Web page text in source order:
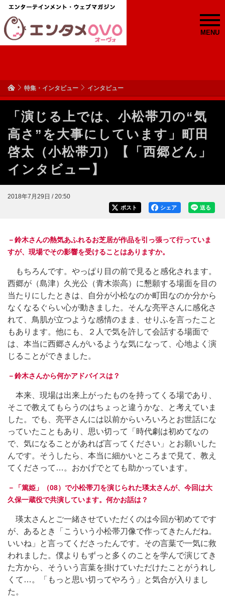
MENU
特集・インタビュー インタビュー
「演じる上では、小松帯刀の“気
高さ”を大事にしています」町田
啓太（小松帯刀）【「西郷どん」
インタビュー】
2018年7月29日 / 20:50
送る
シェア
ポスト
－鈴木さんの熱気あふれるお芝居が作品を引っ張って行っていま
すが、現場でその影響を受けることはありますか。
もちろんです。やっぱり目の前で見ると感化されます。
西郷が（島津）久光公（青木崇高）に懇願する場面を目の
当たりにしたときは、自分が小松なのか町田なのか分から
なくなるぐらい心が動きました。そんな亮平さんに感化さ
れて、鳥肌が立つような感情のまま、せりふを言ったこと
もあります。他にも、２人で気を許して会話する場面で
は、本当に西郷さんがいるような気になって、心地よく演
じることができました。
－鈴木さんから何かアドバイスは？
本来、現場は出来上がったものを持ってくる場であり、
そこで教えてもらうのはちょっと違うかな、と考えていま
した。でも、亮平さんには以前からいろいろとお世話にな
っていたこともあり、思い切って「時代劇は初めてなの
で、気になることがあれば言ってください」とお願いした
んです。そうしたら、本当に細かいところまで見て、教え
てくださって…。おかげでとても助かっています。
－「篤姫」（08）で小松帯刀を演じられた瑛太さんが、今回は大
久保一蔵役で共演しています。何かお話は？
瑛太さんとご一緒させていただくのは今回が初めてです
が、あるとき「こういう小松帯刀像で作ってきたんだね。
いいね」と言ってくださったんです。その言葉で一気に救
われました。僕よりもずっと多くのことを学んで演じてき
た方から、そういう言葉を掛けていただけたことがうれし
くて…。「もっと思い切ってやろう」と気合が入りまし
た。